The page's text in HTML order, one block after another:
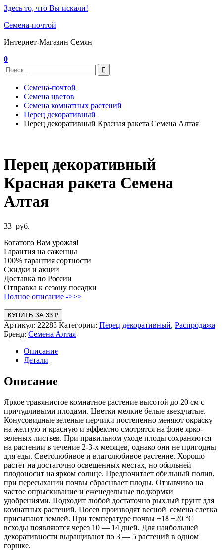
Здесь то, что Вы искали!
Семена-почтой
Интернет-Магазин Семян
0
Семена-почтой
Семена цветов
Семена комнатных растений
Перец декоративный
Перец декоративный Красная ракета Семена Алтая
Перец декоративный
Красная ракета Семена
Алтая
33 руб.
Богатого Вам урожая!
Гарантия на саженцы
100% гарантия сортности
Скидки и акции
Доставка по России
Отправка к сезону посадки
Полное описание ->>>
КУПИТЬ ЗА 33 ₽
Артикул: 22283 Категории: Перец декоративный, Распродажа
Бренд: Семена Алтая
Описание
Детали
Описание
Яркое травянистое комнатное растение высотой до 20 см с
причудливыми плодами. Цветки мелкие белые звездчатые.
Конусовидные зеленые перчики постепенно меняют окраску
на желтую и красную и эффектно смотрятся на фоне ярко-
зеленых листьев. При правильном уходе плоды сохраняются
на растении в течение 2-3-х месяцев, однако они не пригодны
для еды. Светолюбивое и влаголюбивое растение. Хорошо
растет на достаточно освещенных местах, но обильней
плодоносит на ярком солнце. Предпочитает обильный полив,
при пересыхании почвы сбрасывает плоды. Отзывчиво на
частое опрыскивание и еженедельные подкормки
удобрениями. Подходит любой достаточно рыхлый грунт для
комнатных растений. Посев производят весной, семена слегка
присыпают землей. При температуре почвы +18 +20 °С
всходы появляются через 10 — 14 дней. Для наибольшей
декоративности выращивают по 3 — 5 растений в одном
горшке.